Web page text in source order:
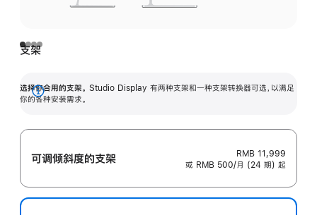
支架
选择你合用的支架。 Studio Display 有两种支架和一种支架转换器可选，以满足
你的各种安装需求。
展
可调倾斜度的支架
RMB 11,999
或 RMB 500/月 (24 期) 起